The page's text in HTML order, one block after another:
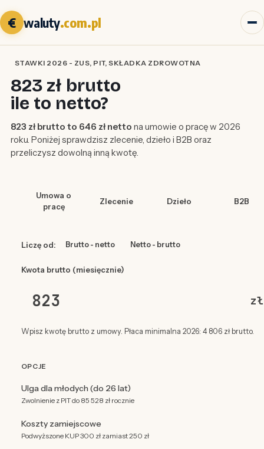
€ waluty.com.pl
STAWKI 2026 - ZUS, PIT, SKŁADKA ZDROWOTNA
823 zł brutto
ile to netto?
823 zł brutto to 646 zł netto na umowie o pracę w 2026
roku. Poniżej sprawdzisz zlecenie, dzieło i B2B oraz
przeliczysz dowolną inną kwotę.
Umowa o
pracę
Zlecenie Dzieło B2B
Liczę od: Brutto - netto Netto - brutto
Kwota brutto (miesięcznie)
zł
Wpisz kwotę brutto z umowy. Płaca minimalna 2026: 4 806 zł brutto.
OPCJE
Ulga dla młodych (do 26 lat)
Zwolnienie z PIT do 85 528 zł rocznie
Koszty zamiejscowe
Podwyższone KUP 300 zł zamiast 250 zł